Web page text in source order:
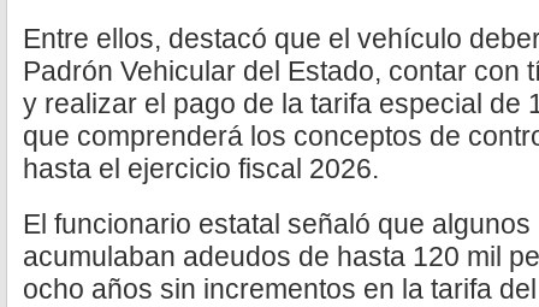
Entre ellos, destacó que el vehículo
Padrón Vehicular del Estado, contar con
y realizar el pago de la tarifa especial de
que comprenderá los conceptos de
hasta el ejercicio fiscal 2026.
El funcionario estatal señaló que
acumulaban adeudos de hasta 120 mil
ocho años sin incrementos en la tarifa